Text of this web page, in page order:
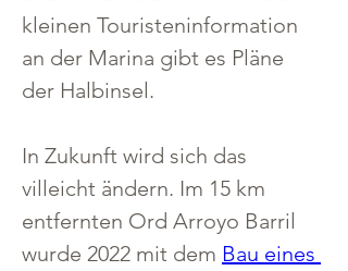
kleinen Touristeninformation
an der Marina gibt es Pläne
der Halbinsel.
In Zukunft wird sich das
villeicht ändern. Im 15 km
entfernten Ord Arroyo Barril
wurde 2022 mit dem Bau eines